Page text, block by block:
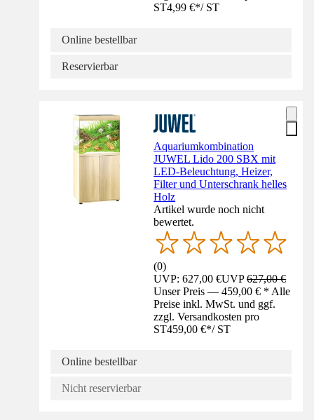
ST4,99 €*/ ST
Online bestellbar
Reservierbar
Aquariumkombination
JUWEL Lido 200 SBX mit
LED-Beleuchtung, Heizer,
Filter und Unterschrank helles
Holz
Artikel wurde noch nicht
bewertet.
(0)
UVP: 627,00 €UVP627,00 €
Unser Preis — 459,00 € * Alle
Preise inkl. MwSt. und ggf.
zzgl. Versandkosten pro
ST459,00 €*/ ST
Online bestellbar
Nicht reservierbar